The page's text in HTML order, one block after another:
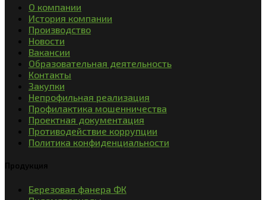
О компании
История компании
Производство
Новости
Вакансии
Образовательная деятельность
Контакты
Закупки
Непрофильная реализация
Профилактика мошенничества
Проектная документация
Противодействие коррупции
Политика конфиденциальности
Продукция
Березовая фанера ФК